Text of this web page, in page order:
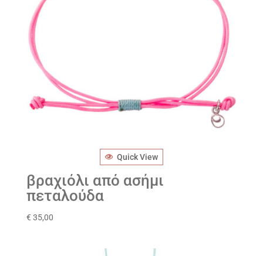
Quick View
βραχιόλι από ασήμι
πεταλούδα
€ 35,00